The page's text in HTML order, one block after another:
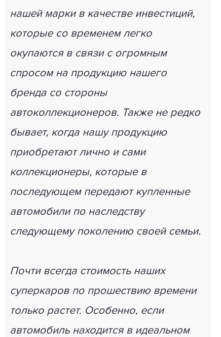
нашей марки в качестве инвестиций,
которые со временем легко
окупаются в связи с огромным
спросом на продукцию нашего
бренда со стороны
автоколлекционеров. Также не редко
бывает, когда нашу продукцию
приобретают лично и сами
коллекционеры, которые в
последующем передают купленные
автомобили по наследству
следующему поколению своей семьи.
Почти всегда стоимость наших
суперкаров по прошествию времени
только растет. Особенно, если
автомобиль находится в идеальном